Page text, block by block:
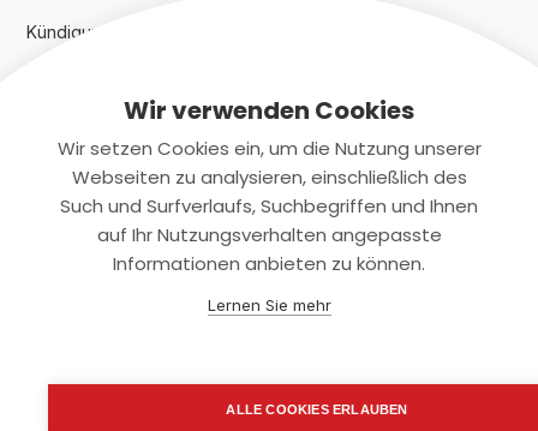
Kündigungsindex 2024
Rechtliches
Datenschutz
Wir verwenden Cookies
Wir setzen Cookies ein, um die Nutzung unserer
Webseiten zu analysieren, einschließlich des
Such und Surfverlaufs, Suchbegriffen und Ihnen
auf Ihr Nutzungsverhalten angepasste
Informationen anbieten zu können.
Lernen Sie mehr
ALLE COOKIES ERLAUBEN